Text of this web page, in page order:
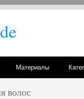
Материалы
волос